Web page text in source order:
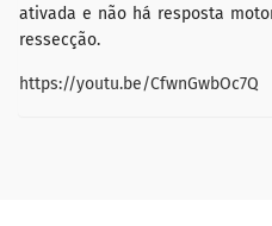
ativada e não há resposta
ressecção.
https://youtu.be/CfwnGwbOc7Q